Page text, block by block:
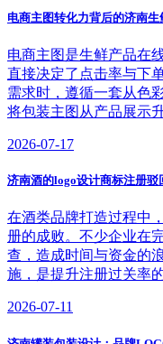
电商主图转化力背后的济南
电商主图是生鲜产品在
直接决定了点击率与下
需求时，遵循一套从色
将包装主图从产品展示
2026-07-17
济南酒的logo设计商标注册驳
在酒类品牌打造过程中
册的成败。不少企业在
查，造成时间与资金的
施，是提升注册过关率的
2026-07-11